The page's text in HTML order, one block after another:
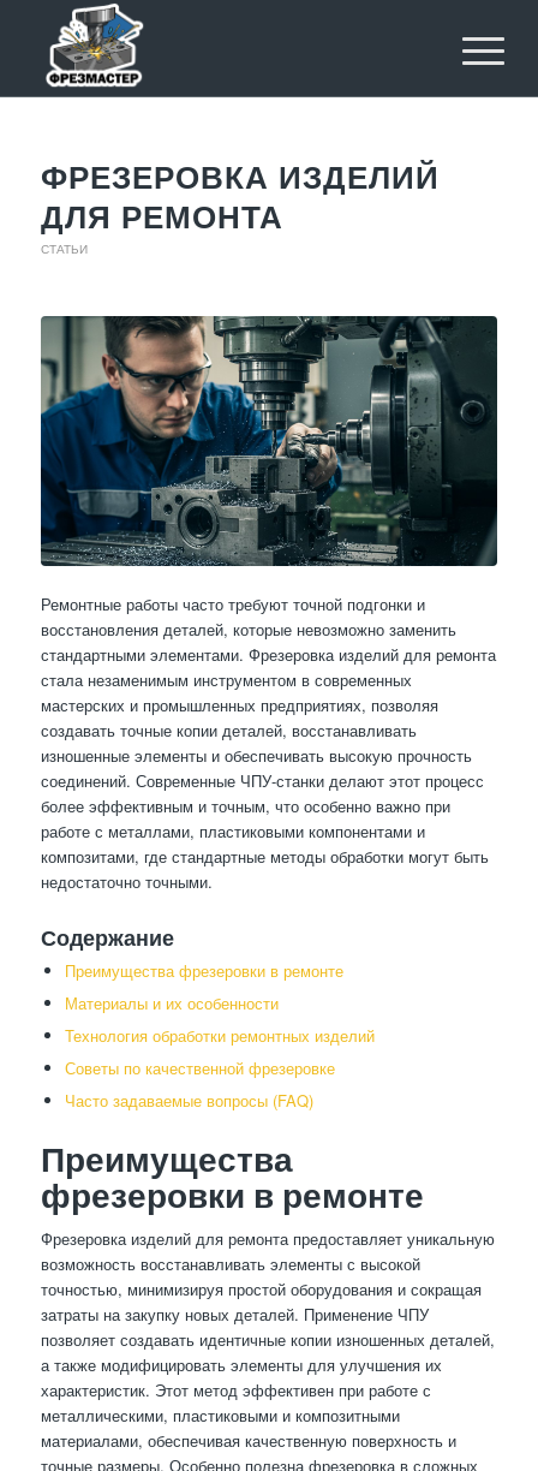
ФРЕЗЕРОВКА ИЗДЕЛИЙ
ДЛЯ РЕМОНТА
СТАТЬИ
Ремонтные работы часто требуют точной подгонки и
восстановления деталей, которые невозможно заменить
стандартными элементами. Фрезеровка изделий для ремонта
стала незаменимым инструментом в современных
мастерских и промышленных предприятиях, позволяя
создавать точные копии деталей, восстанавливать
изношенные элементы и обеспечивать высокую прочность
соединений. Современные ЧПУ-станки делают этот процесс
более эффективным и точным, что особенно важно при
работе с металлами, пластиковыми компонентами и
композитами, где стандартные методы обработки могут быть
недостаточно точными.
Содержание
Преимущества фрезеровки в ремонте
Материалы и их особенности
Технология обработки ремонтных изделий
Советы по качественной фрезеровке
Часто задаваемые вопросы (FAQ)
Преимущества
фрезеровки в ремонте
Фрезеровка изделий для ремонта предоставляет уникальную
возможность восстанавливать элементы с высокой
точностью, минимизируя простой оборудования и сокращая
затраты на закупку новых деталей. Применение ЧПУ
позволяет создавать идентичные копии изношенных деталей,
а также модифицировать элементы для улучшения их
характеристик. Этот метод эффективен при работе с
металлическими, пластиковыми и композитными
материалами, обеспечивая качественную поверхность и
точные размеры. Особенно полезна фрезеровка в сложных